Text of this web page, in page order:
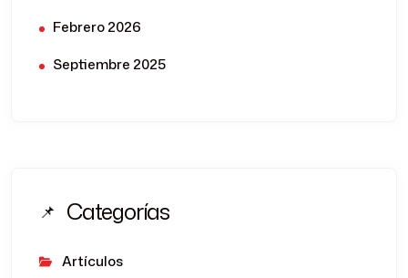
Febrero 2026
Septiembre 2025
Categorías
Artículos